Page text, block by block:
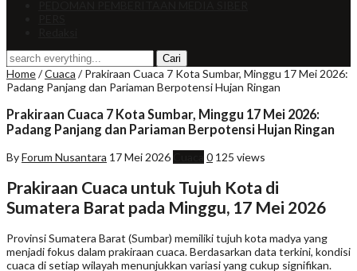
Home/Cuaca /Prakiraan Cuaca 7 Kota Sumbar, Minggu 17 Mei 2026:
Padang Panjang dan Pariaman Berpotensi Hujan Ringan
Prakiraan Cuaca 7 Kota Sumbar, Minggu 17 Mei 2026:
Padang Panjang dan Pariaman Berpotensi Hujan Ringan
ByForum Nusantara 17 Mei 2026 0 125 views
Prakiraan Cuaca untuk Tujuh Kota di
Sumatera Barat pada Minggu, 17 Mei 2026
Provinsi Sumatera Barat (Sumbar) memiliki tujuh kota madya yang
menjadi fokus dalam prakiraan cuaca. Berdasarkan data terkini, kondisi
cuaca di setiap wilayah menunjukkan variasi yang cukup signifikan.